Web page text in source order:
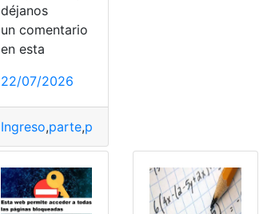
déjanos
un comentario
en esta
22/07/2026
Ingreso,parte,partes policiales